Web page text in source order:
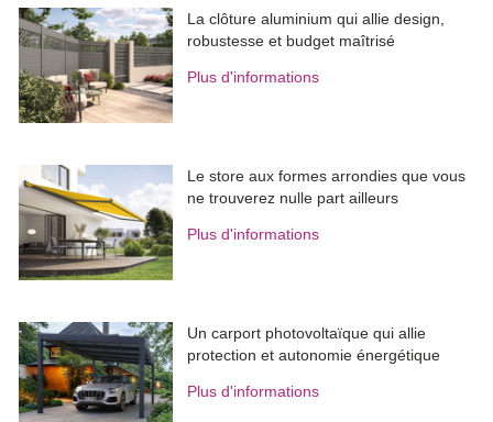
La clôture aluminium qui allie design,
robustesse et budget maîtrisé
Plus d'informations
Le store aux formes arrondies que vous
ne trouverez nulle part ailleurs
Plus d'informations
Un carport photovoltaïque qui allie
protection et autonomie énergétique
Plus d'informations